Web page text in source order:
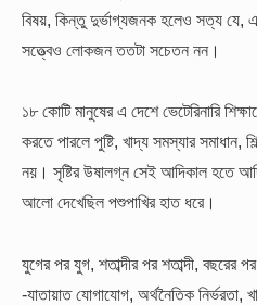
বিষয়, কিন্তু দুর্ভাগ্যজনক হলেও সত্য যে, এ
সত্ত্বেও লোকজন ততটা সচেতন নন।
১৮ কোটি মানুষের এ দেশে ভেটেরিনারি
করতে পারলে পুষ্টি, খাদ্য সমস্যার সমাধান,
নয়। সৃষ্টির উষালগ্ন সেই আদিকাল হতে
আলো দেখেছিল পশুপাখির হাত ধরে।
যুগের পর যুগ, শতাব্দীর পর শতাব্দী, বছরের
-যাতায়াত যোগাযোগ, অর্থনৈতিক নির্ভরতা,